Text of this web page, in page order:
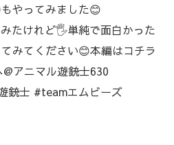
やってみました😊
たけれど🖐️単純で面白かった
みてください😊本編はコチラ
アニマル遊銃士630
銃士 #teamエムビーズ